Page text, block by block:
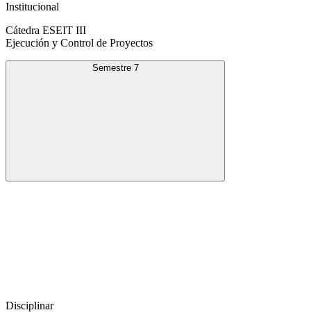
Institucional
Cátedra ESEIT III
Ejecución y Control de Proyectos
Semestre 7
Disciplinar